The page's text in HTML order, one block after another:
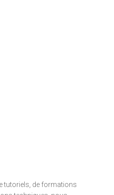
tutoriels, de formations